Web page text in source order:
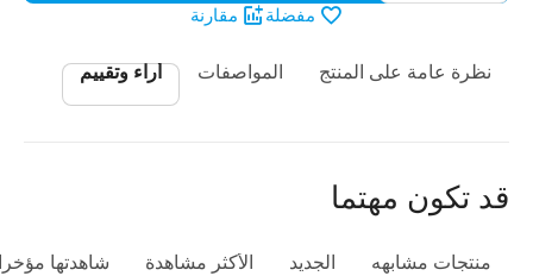
مفضلة
مقارنة
نظرة عامة على المنتج المواصفات أراء وتقييم
قد تكون مهتما
منتجات مشابهه الجديد الأكثر مشاهدة شاهدتها مؤخرا